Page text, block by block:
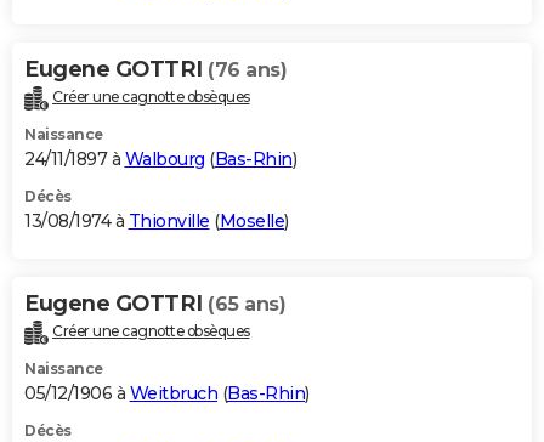
Eugene GOTTRI (76 ans)
Créer une cagnotte obsèques
Naissance
24/11/1897 à Walbourg (Bas-Rhin)
Décès
13/08/1974 à Thionville (Moselle)
Eugene GOTTRI (65 ans)
Créer une cagnotte obsèques
Naissance
05/12/1906 à Weitbruch (Bas-Rhin)
Décès